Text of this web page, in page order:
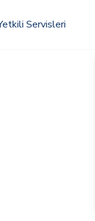
Servisleri